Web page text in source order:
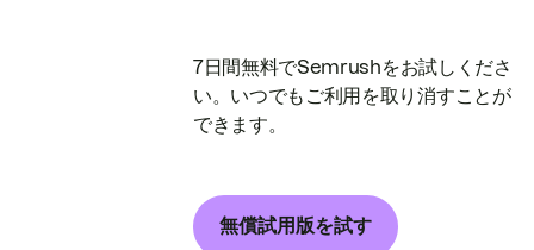
7日間無料でSemrushをお試しくださ
い。いつでもご利用を取り消すことが
できます。
無償試用版を試す